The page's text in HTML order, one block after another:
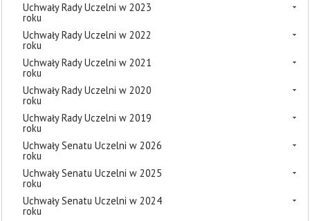
Uchwały Rady Uczelni w 2023
roku
Uchwały Rady Uczelni w 2022
roku
Uchwały Rady Uczelni w 2021
roku
Uchwały Rady Uczelni w 2020
roku
Uchwały Rady Uczelni w 2019
roku
Uchwały Senatu Uczelni w 2026
roku
Uchwały Senatu Uczelni w 2025
roku
Uchwały Senatu Uczelni w 2024
roku